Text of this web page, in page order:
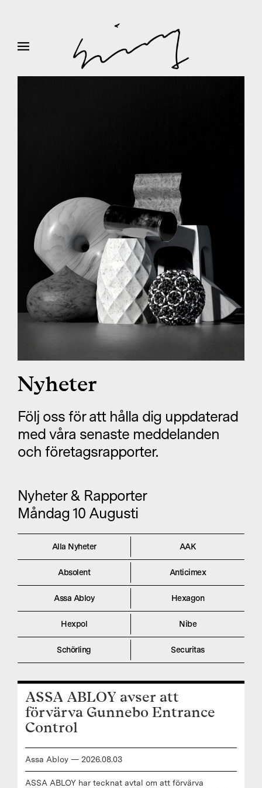
Nyheter
Nyheter
Följ oss för att hålla dig uppdaterad
med våra senaste meddelanden
och företagsrapporter.
Nyheter & Rapporter
Måndag 10 Augusti
Alla Nyheter AAK
Absolent Anticimex
Assa Abloy Hexagon
Hexpol Nibe
Schörling Securitas
ASSA ABLOY avser att
förvärva Gunnebo Entrance
Control
Assa Abloy — 2026.08.03
ASSA ABLOY har tecknat avtal om att förvärva